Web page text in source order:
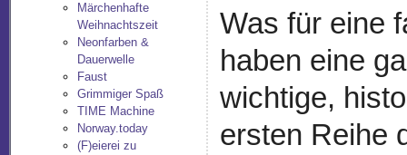
Märchenhafte
Weihnachtszeit
Neonfarben &
Dauerwelle
Faust
Grimmiger Spaß
TIME Machine
Norway.today
(F)eierei zu
Was für eine
haben eine
wichtige,
ersten Reihe